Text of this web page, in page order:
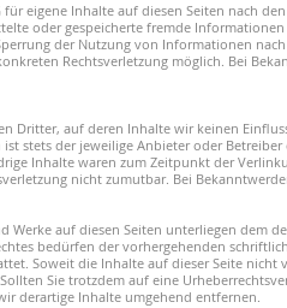
eigene Inhalte auf diesen Seiten nach
oder gespeicherte fremde
der Nutzung von Informationen
Rechtsverletzung möglich. Bei
Dritter, auf deren Inhalte wir keinen
stets der jeweilige Anbieter oder
Inhalte waren zum Zeitpunkt der
nicht zumutbar. Bei
Werke auf diesen Seiten unterliegen dem
bedürfen der vorhergehenden
Soweit die Inhalte auf dieser Seite
Sie trotzdem auf eine
derartige Inhalte umgehend entfernen.